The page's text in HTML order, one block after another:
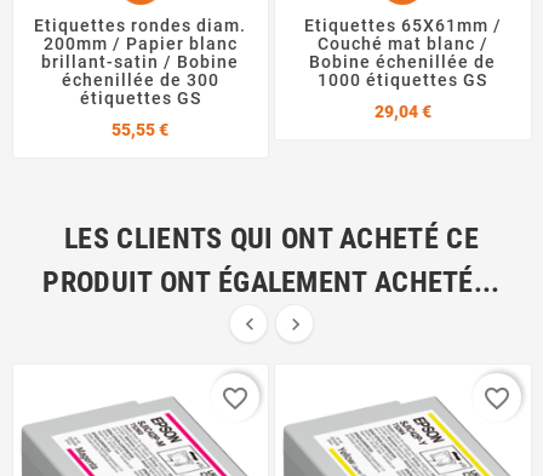
Etiquettes rondes diam.
200mm / Papier blanc
brillant-satin / Bobine
échenillée de 300
étiquettes GS
55,55 €Prix
Etiquettes 65X61mm /
Couché mat blanc /
Bobine échenillée de
1000 étiquettes GS
29,04 €Prix
LES CLIENTS QUI ONT ACHETÉ CE
PRODUIT ONT ÉGALEMENT ACHETÉ...
 
favorite_border favorite_border